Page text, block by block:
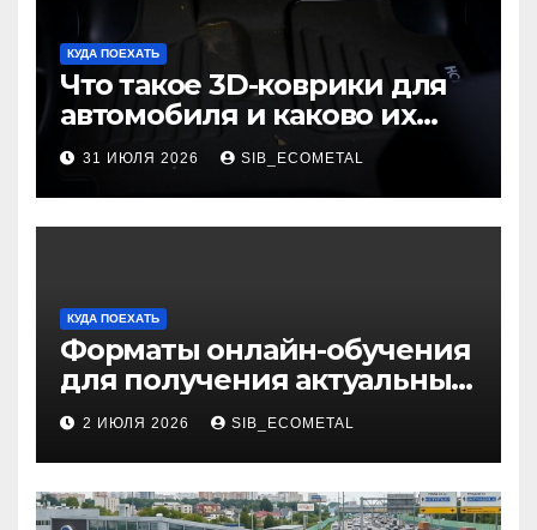
КУДА ПОЕХАТЬ
Что такое 3D-коврики для
автомобиля и каково их
основное назначение
31 ИЮЛЯ 2026 SIB_ECOMETAL
КУДА ПОЕХАТЬ
Форматы онлайн-обучения
для получения актуальных
профессий
2 ИЮЛЯ 2026 SIB_ECOMETAL